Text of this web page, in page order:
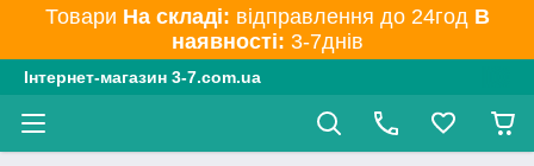
Товари На складі: відправлення до 24год В
наявності: 3-7днів
Інтернет-магазин 3-7.com.ua